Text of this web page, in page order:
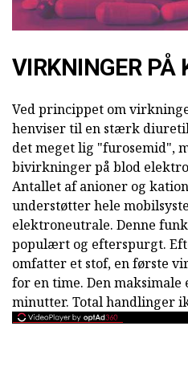
VIRKNINGER PÅ
Ved princippet om
henviser til en stærk
det meget lig "furosemid",
bivirkninger på blod
Antallet af anioner og
understøtter hele
elektroneutrale. Denne
populært og efterspurgt.
omfatter et stof, en første
for en time. Den
minutter. Total handlinger